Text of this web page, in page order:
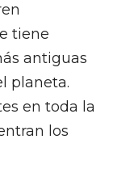
tiene
antiguas
planeta.
en toda la
los